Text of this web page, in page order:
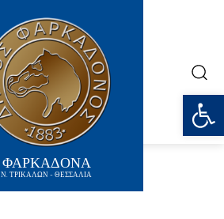
ΦΑΡΚΑΔΟΝΑ
Ν. ΤΡΙΚΑΛΩΝ - ΘΕΣΣΑΛΙΑ